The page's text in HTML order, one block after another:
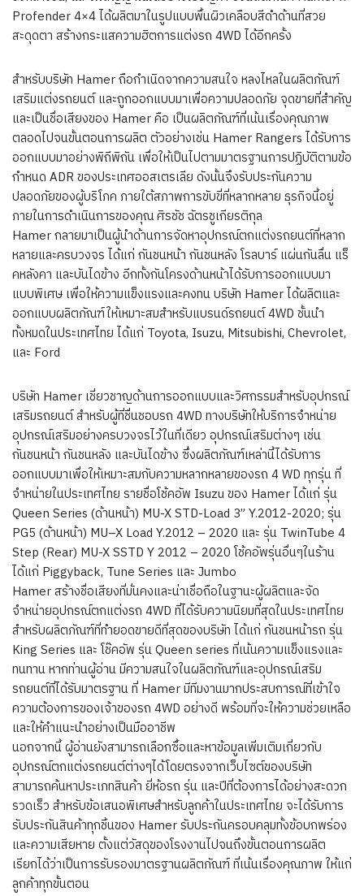
Profender 4×4 ได้ผลิตมาในรูปแบบพื้นผิวเคลือบสีดำด้านที่สวย
สะดุดตา สร้างกระแสความฮิตการแต่งรถ 4WD ได้อีกครั้ง
สำหรับบริษัท Hamer ถือกำเนิดจากความสนใจ หลงไหลในผลิตภัณฑ์
เสริมแต่งรถยนต์ และถูกออกแบบมาเพื่อความปลอดภัย จุดขายที่สำคัญ
และเป็นชื่อเสียงของ Hamer คือ เป็นผลิตภัณฑ์ที่เน้นเรื่องคุณภาพ
ตลอดไปจนขั้นตอนการผลิต ตัวอย่างเช่น Hamer Rangers ได้รับการ
ออกแบบมาอย่างพิถีพิถัน เพื่อให้เป็นไปตามมาตรฐานการปฏิบัติตามข้อ
กำหนด ADR ของประเทศออสเตรเลีย ดังนั้นจึงรับประกันความ
ปลอดภัยของผู้บริโภค ภายใต้สภาพการขับขี่ที่หลากหลาย ธุรกิจนี้อยู่
ภายในการดำเนินการของคุณ ศิรชัช ฉัตรชูเกียรติกุล
Hamer กลายมาเป็นผู้นำด้านการจัดหาอุปกรณ์ตกแต่งรถยนต์ที่หลาก
หลายและครบวงจร ได้แก่ กันชนหน้า กันชนหลัง โรลบาร์ แผ่นกันลื่น แร็
คหลังคา และบันไดข้าง อีกทั้งกันโครงด้านหน้าได้รับการออกแบบมา
แบบพิเศษ เพื่อให้ความแข็งแรงและคงทน บริษัท Hamer ได้ผลิตและ
ออกแบบผลิตภัณฑ์ให้เหมาะสมสำหรับแบรนด์รถยนต์ 4WD ชั้นนำ
ทั้งหมดในประเทศไทย ได้แก่ Toyota, Isuzu, Mitsubishi, Chevrolet,
และ Ford
บริษัท Hamer เชี่ยวชาญด้านการออกแบบและวิศกรรมสำหรับอุปกรณ์
เสริมรถยนต์ สำหรับผู้ที่ชื่นชอบรถ 4WD ทางบริษัทให้บริการจำหน่าย
อุปกรณ์เสริมอย่างครบวงจรไว้ในที่เดียว อุปกรณ์เสริมต่างๆ เช่น
กันชนหน้า กันชนหลัง และบันไดข้าง ซึ่งผลิตภัณฑ์เหล่านี้ได้รับการ
ออกแบบมาเพื่อให้เหมาะสมกับความหลากหลายของรถ 4 WD ทุกรุ่น ที่
จำหน่ายในประเทศไทย รายชื่อโช้คอัพ Isuzu ของ Hamer ได้แก่ รุ่น
Queen Series (ด้านหน้า) MU-X STD-Load 3” Y.2012-2020; รุ่น
PG5 (ด้านหน้า) MU–X Load Y.2012 – 2020 และ รุ่น TwinTube 4
Step (Rear) MU-X SSTD Y 2012 – 2020 โช้คอัพรุ่นอื่นๆในร้าน
ได้แก่ Piggyback, Tune Series และ Jumbo
Hamer สร้างชื่อเสียงที่มั่นคงและน่าเชื่อถือในฐานะผู้ผลิตและจัด
จำหน่ายอุปกรณ์ตกแต่งรถ 4WD ที่ได้รับความนิยมที่สุดในประเทศไทย
สำหรับผลิตภัณฑ์ที่ทำยอดขายดีที่สุดของบริษัท ได้แก่ กันชนหน้ารถ รุ่น
King Series และ โช๊คอัพ รุ่น Queen series ที่เน้นความแข็งแรงและ
ทนทาน หากท่านผู้อ่าน มีความสนใจในผลิตภัณฑ์และอุปกรณ์เสริม
รถยนต์ที่ได้รับมาตรฐาน ที่ Hamer มีทีมงานมากประสบการณ์ที่เข้าใจ
ความต้องการของเจ้าของรถ 4WD อย่างดี พร้อมที่จะให้ความช่วยเหลือ
และให้คำแนะนำอย่างเป็นมืออาชีพ
นอกจากนี้ ผู้อ่านยังสามารถเลือกซื้อและหาข้อมูลเพิ่มเติมเกี่ยวกับ
อุปกรณ์ตกแต่งรถยนต์ต่างๆได้โดยตรงจากเว็บไซต์ของบริษัท
สามารถค้นหาประเภทสินค้า ยี่ห้อรถ รุ่น และปีที่ต้องการได้อย่างสะดวก
รวดเร็ว สำหรับข้อเสนอพิเศษสำหรับลูกค้าในประเทศไทย จะได้รับการ
รับประกันสินค้าทุกชิ้นของ Hamer รับประกันครอบคลุมทั้งข้อบกพร่อง
และความเสียหาย ตั้งแต่วัสดุของโรงงานไปจนถึงขั้นตอนการผลิต
เรียกได้ว่าเป็นการรับรองมาตรฐานผลิตภัณฑ์ ที่เน้นเรื่องคุณภาพ ให้แก่
ลูกค้าทุกขั้นตอน